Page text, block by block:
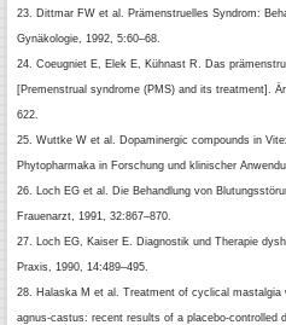
23. Dittmar FW et al. Prämenstruelles Syndrom:
Gynäkologie, 1992, 5:60–68.
24. Coeugniet E, Elek E, Kühnast R. Das
[Premenstrual syndrome (PMS) and its treatment].
622.
25. Wuttke W et al. Dopaminergic compounds in
Phytopharmaka in Forschung und klinischer
26. Loch EG et al. Die Behandlung von
Frauenarzt, 1991, 32:867–870.
27. Loch EG, Kaiser E. Diagnostik und Therapie
Praxis, 1990, 14:489–495.
28. Halaska M et al. Treatment of cyclical mastalgia
agnus-castus: recent results of a placebo-controlled